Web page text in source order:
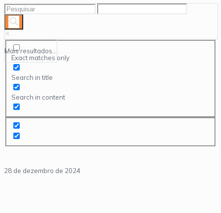
Mais resultados...
Exact matches only
Search in title
Search in content
28 de dezembro de 2024